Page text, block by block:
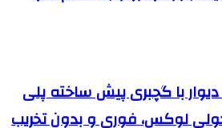
با گچبری پیش ساخته پلی
لوکس، فوری و بدون تخریب